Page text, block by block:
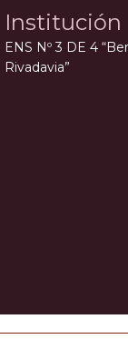
Institución
ENS Nº 3 DE 4
Rivadavia”